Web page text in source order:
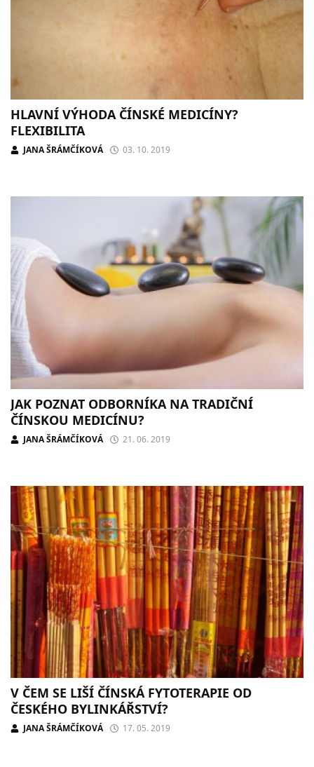
HLAVNÍ VÝHODA ČÍNSKÉ MEDICÍNY?
FLEXIBILITA
JANA ŠRÁMČÍKOVÁ 03. 10. 2019
JAK POZNAT ODBORNÍKA NA TRADIČNÍ
ČÍNSKOU MEDICÍNU?
JANA ŠRÁMČÍKOVÁ 21. 06. 2019
V ČEM SE LIŠÍ ČÍNSKÁ FYTOTERAPIE OD
ČESKÉHO BYLINKÁŘSTVÍ?
JANA ŠRÁMČÍKOVÁ 17. 05. 2019